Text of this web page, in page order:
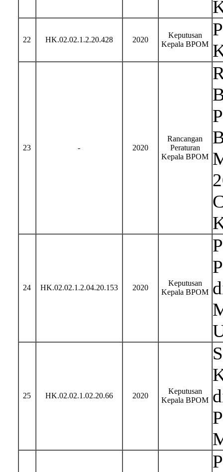
22 HK.02.02.1.2.20.428 2020
Keputusan
Kepala BPOM
23 - 2020
Rancangan
Peraturan
Kepala BPOM
24 HK.02.02.1.2.04.20.153 2020
Keputusan
Kepala BPOM
25 HK.02.02.1.02.20.66 2020
Keputusan
Kepala BPOM